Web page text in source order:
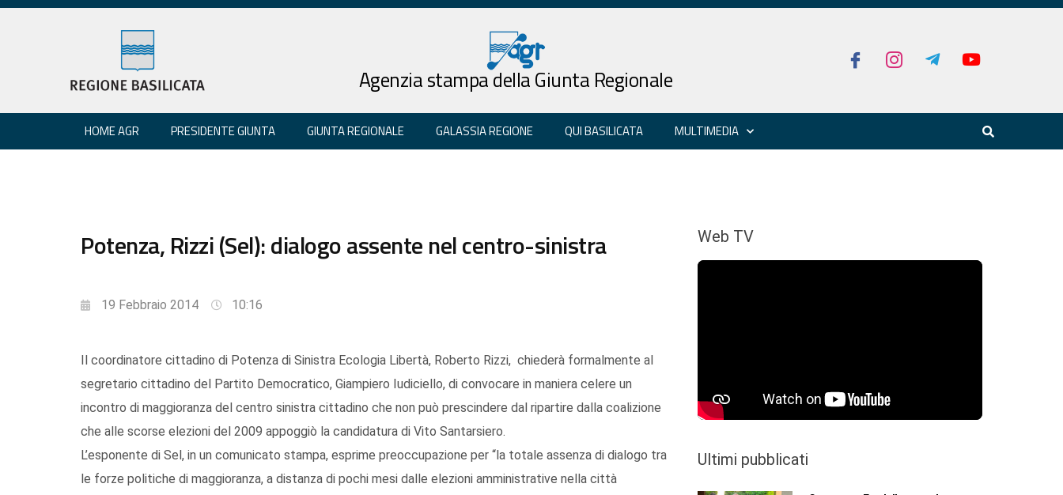
Agenzia stampa della Giunta Regionale
HOME AGR PRESIDENTE GIUNTA GIUNTA REGIONALE GALASSIA REGIONE QUI BASILICATA MULTIMEDIA
Potenza, Rizzi (Sel): dialogo assente nel centro-sinistra
19 Febbraio 2014 10:16
Il coordinatore cittadino di Potenza di Sinistra Ecologia Libertà, Roberto Rizzi, chiederà formalmente al
segretario cittadino del Partito Democratico, Giampiero Iudiciello, di convocare in maniera celere un
incontro di maggioranza del centro sinistra cittadino che non può prescindere dal ripartire dalla coalizione
che alle scorse elezioni del 2009 appoggiò la candidatura di Vito Santarsiero.
L’esponente di Sel, in un comunicato stampa, esprime preoccupazione per “la totale assenza di dialogo tra
le forze politiche di maggioranza, a distanza di pochi mesi dalle elezioni amministrative nella città
Web TV
Ultimi pubblicati